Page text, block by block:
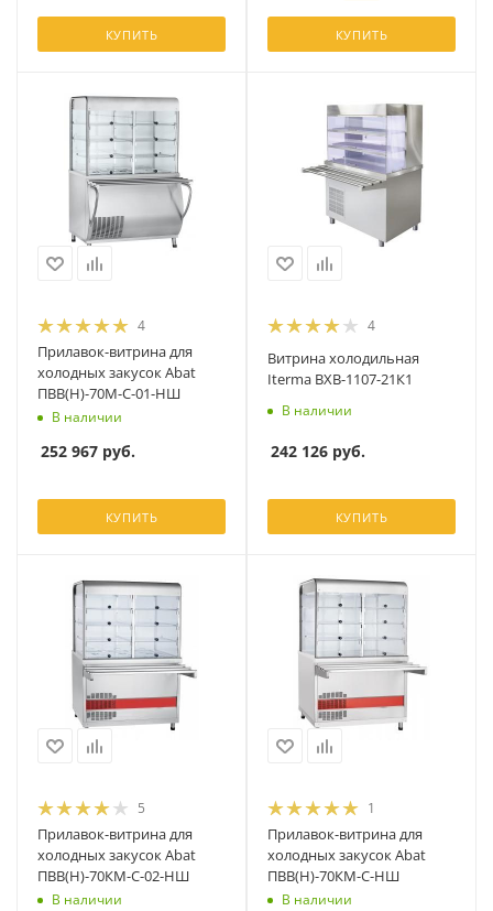
КУПИТЬ КУПИТЬ
4
Прилавок-витрина для
холодных закусок Abat
ПВВ(Н)-70М-С-01-НШ
В наличии
252 967 руб.
КУПИТЬ
4
Витрина холодильная
Iterma ВХВ-1107-21К1
В наличии
242 126 руб.
КУПИТЬ
5
Прилавок-витрина для
холодных закусок Abat
ПВВ(Н)-70КМ-С-02-НШ
В наличии
1
Прилавок-витрина для
холодных закусок Abat
ПВВ(Н)-70КМ-С-НШ
В наличии